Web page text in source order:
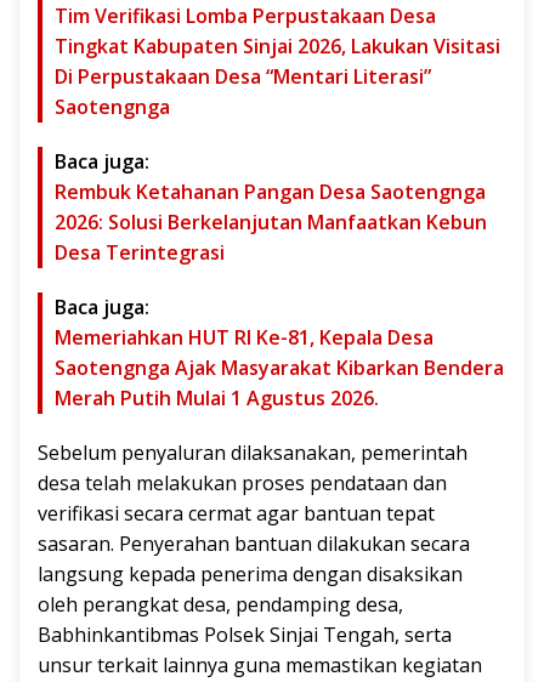
Tim Verifikasi Lomba Perpustakaan Desa
Tingkat Kabupaten Sinjai 2026, Lakukan Visitasi
Di Perpustakaan Desa “Mentari Literasi”
Saotengnga
Baca juga:
Rembuk Ketahanan Pangan Desa Saotengnga
2026: Solusi Berkelanjutan Manfaatkan Kebun
Desa Terintegrasi
Baca juga:
Memeriahkan HUT RI Ke-81, Kepala Desa
Saotengnga Ajak Masyarakat Kibarkan Bendera
Merah Putih Mulai 1 Agustus 2026.
Sebelum penyaluran dilaksanakan, pemerintah
desa telah melakukan proses pendataan dan
verifikasi secara cermat agar bantuan tepat
sasaran. Penyerahan bantuan dilakukan secara
langsung kepada penerima dengan disaksikan
oleh perangkat desa, pendamping desa,
Babhinkantibmas Polsek Sinjai Tengah, serta
unsur terkait lainnya guna memastikan kegiatan